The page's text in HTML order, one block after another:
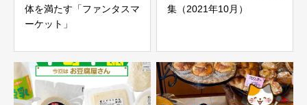
体を満たす「ファンタスマ
ーケット」
集（2021年10月）